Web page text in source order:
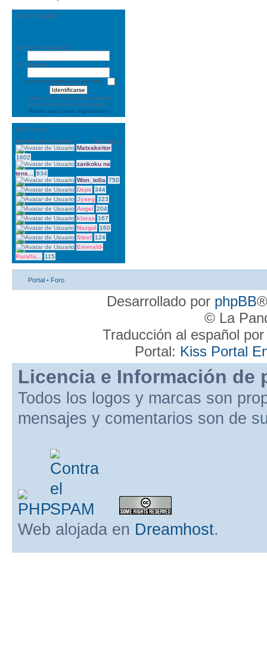
User Information
Nombre de Usuario:
Contraseña:
Recuerde ingresar al sistema
Somos una comunidad abierta
todo el mundo es bienvenido.
Pulse aquí para registrarse
Top Posters
Nombre de Usuario
Mensajes
Matxakeitor
1602
zankoku na
tens...
834
Won_tolla 750
Depe 344
Jyseg 323
Angel 204
klorzo 167
Nazgul
160
Steel
124
Emerald-
Paralla...
115
Portal • Foro
Desarrollado por phpBB
© La
Traducción al español
Portal: Kiss Portal
Licencia e Información de
Todos los logos y marcas son
mensajes y comentarios son de
Web alojada en Dreamhost.